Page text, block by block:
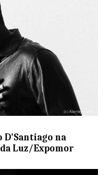
na
Luz/Expomor